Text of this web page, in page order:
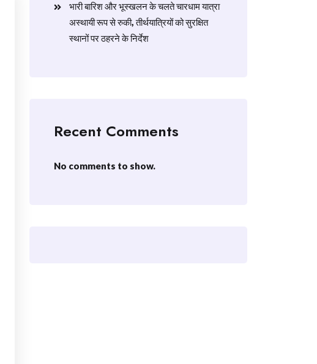
​भारी बारिश और भूस्खलन के चलते चारधाम यात्रा
अस्थायी रूप से रुकी, तीर्थयात्रियों को सुरक्षित
स्थानों पर ठहरने के निर्देश
Recent Comments
No comments to show.